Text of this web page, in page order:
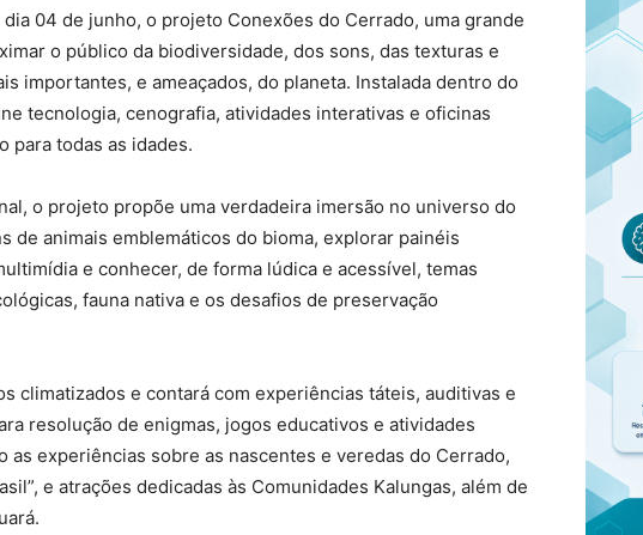
04 de junho, o projeto Conexões do Cerrado, uma grande
o público da biodiversidade, dos sons, das texturas e
importantes, e ameaçados, do planeta. Instalada dentro do
tecnologia, cenografia, atividades interativas e oficinas
para todas as idades.
o projeto propõe uma verdadeira imersão no universo do
de animais emblemáticos do bioma, explorar painéis
e conhecer, de forma lúdica e acessível, temas
fauna nativa e os desafios de preservação
climatizados e contará com experiências táteis, auditivas e
resolução de enigmas, jogos educativos e atividades
as experiências sobre as nascentes e veredas do Cerrado,
e atrações dedicadas às Comunidades Kalungas, além de